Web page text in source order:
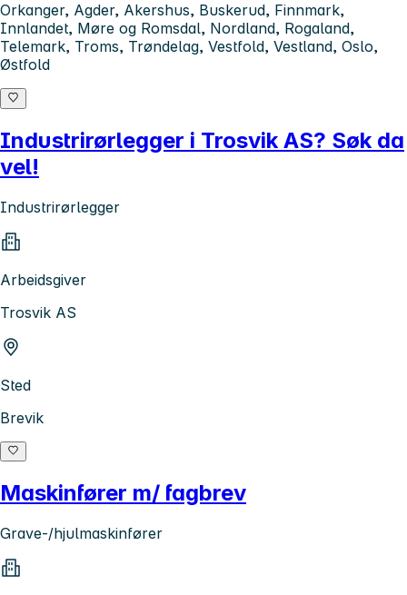
Orkanger, Agder, Akershus, Buskerud, Finnmark,
Innlandet, Møre og Romsdal, Nordland, Rogaland,
Telemark, Troms, Trøndelag, Vestfold, Vestland, Oslo,
Østfold
Industrirørlegger i Trosvik AS? Søk da
vel!
Industrirørlegger
Arbeidsgiver
Trosvik AS
Sted
Brevik
Maskinfører m/ fagbrev
Grave-/hjulmaskinfører